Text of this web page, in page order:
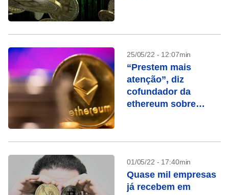
25/05/22 - 12:07min
“Prestem mais
atenção”, diz
cofundador da
ethereum sobre
01/05/22 - 17:40min
Quase mil empresas
já recebem em